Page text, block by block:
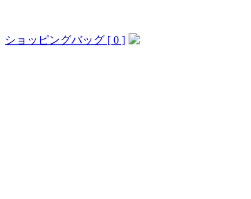
ショッピングバッグ [ 0 ]